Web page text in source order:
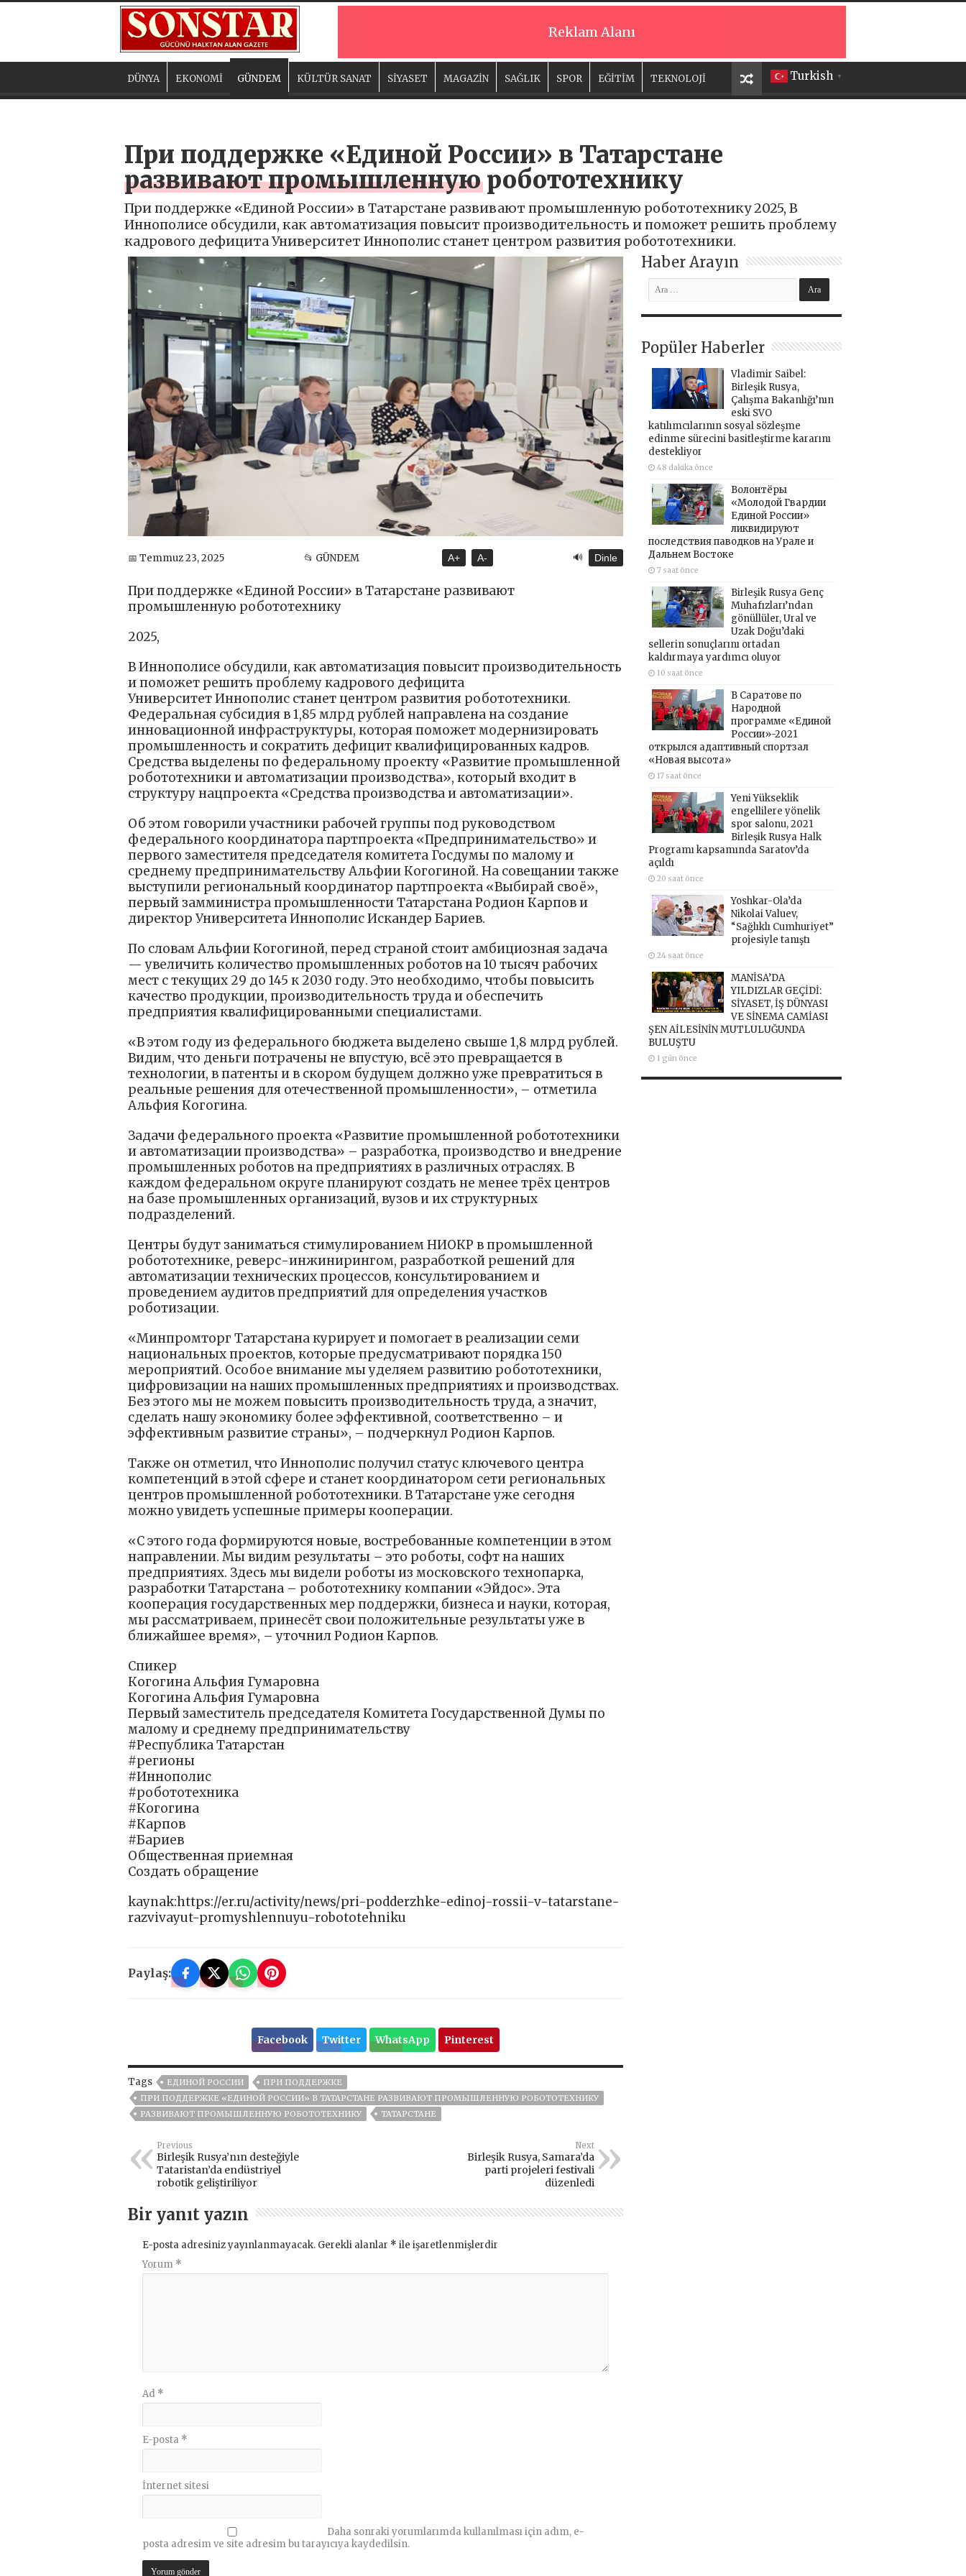
Reklam Alanı
Turkish ▼
DÜNYA EKONOMİ GÜNDEM KÜLTÜR SANAT SİYASET MAGAZİN SAĞLIK SPOR EĞİTİM TEKNOLOJİ
При поддержке «Единой России» в Татарстане
развивают промышленную робототехнику
При поддержке «Единой России» в Татарстане развивают промышленную робототехнику 2025, В
Иннополисе обсудили, как автоматизация повысит производительность и поможет решить проблему
кадрового дефицита Университет Иннополис станет центром развития робототехники.
📅 Temmuz 23, 2025 📂 GÜNDEM A+ A- 🔊 Dinle
При поддержке «Единой России» в Татарстане развивают
промышленную робототехнику
2025,
В Иннополисе обсудили, как автоматизация повысит производительность
и поможет решить проблему кадрового дефицита
Университет Иннополис станет центром развития робототехники.
Федеральная субсидия в 1,85 млрд рублей направлена на создание
инновационной инфраструктуры, которая поможет модернизировать
промышленность и сократить дефицит квалифицированных кадров.
Средства выделены по федеральному проекту «Развитие промышленной
робототехники и автоматизации производства», который входит в
структуру нацпроекта «Средства производства и автоматизации».
Об этом говорили участники рабочей группы под руководством
федерального координатора партпроекта «Предпринимательство» и
первого заместителя председателя комитета Госдумы по малому и
среднему предпринимательству Альфии Когогиной. На совещании также
выступили региональный координатор партпроекта «Выбирай своё»,
первый замминистра промышленности Татарстана Родион Карпов и
директор Университета Иннополис Искандер Бариев.
По словам Альфии Когогиной, перед страной стоит амбициозная задача
— увеличить количество промышленных роботов на 10 тысяч рабочих
мест с текущих 29 до 145 к 2030 году. Это необходимо, чтобы повысить
качество продукции, производительность труда и обеспечить
предприятия квалифицированными специалистами.
«В этом году из федерального бюджета выделено свыше 1,8 млрд рублей.
Видим, что деньги потрачены не впустую, всё это превращается в
технологии, в патенты и в скором будущем должно уже превратиться в
реальные решения для отечественной промышленности», – отметила
Альфия Когогина.
Задачи федерального проекта «Развитие промышленной робототехники
и автоматизации производства» – разработка, производство и внедрение
промышленных роботов на предприятиях в различных отраслях. В
каждом федеральном округе планируют создать не менее трёх центров
на базе промышленных организаций, вузов и их структурных
подразделений.
Центры будут заниматься стимулированием НИОКР в промышленной
робототехнике, реверс-инжинирингом, разработкой решений для
автоматизации технических процессов, консультированием и
проведением аудитов предприятий для определения участков
роботизации.
«Минпромторг Татарстана курирует и помогает в реализации семи
национальных проектов, которые предусматривают порядка 150
мероприятий. Особое внимание мы уделяем развитию робототехники,
цифровизации на наших промышленных предприятиях и производствах.
Без этого мы не можем повысить производительность труда, а значит,
сделать нашу экономику более эффективной, соответственно – и
эффективным развитие страны», – подчеркнул Родион Карпов.
Также он отметил, что Иннополис получил статус ключевого центра
компетенций в этой сфере и станет координатором сети региональных
центров промышленной робототехники. В Татарстане уже сегодня
можно увидеть успешные примеры кооперации.
«С этого года формируются новые, востребованные компетенции в этом
направлении. Мы видим результаты – это роботы, софт на наших
предприятиях. Здесь мы видели роботы из московского технопарка,
разработки Татарстана – робототехнику компании «Эйдос». Эта
кооперация государственных мер поддержки, бизнеса и науки, которая,
мы рассматриваем, принесёт свои положительные результаты уже в
ближайшее время», – уточнил Родион Карпов.
Спикер
Когогина Альфия Гумаровна
Когогина Альфия Гумаровна
Первый заместитель председателя Комитета Государственной Думы по
малому и среднему предпринимательству
#Республика Татарстан
#регионы
#Иннополис
#робототехника
#Когогина
#Карпов
#Бариев
Общественная приемная
Создать обращение
kaynak:https://er.ru/activity/news/pri-podderzhke-edinoj-rossii-v-tatarstane-
razvivayut-promyshlennuyu-robototehniku
Paylaş:
Facebook Twitter WhatsApp Pinterest
Tags ЕДИНОЙ РОССИИ
ПРИ ПОДДЕРЖКЕ
ПРИ ПОДДЕРЖКЕ «ЕДИНОЙ РОССИИ» В ТАТАРСТАНЕ РАЗВИВАЮТ ПРОМЫШЛЕННУЮ РОБОТОТЕХНИКУ
РАЗВИВАЮТ ПРОМЫШЛЕННУЮ РОБОТОТЕХНИКУ
ТАТАРСТАНЕ
Previous
Birleşik Rusya’nın desteğiyle
Tataristan’da endüstriyel
robotik geliştiriliyor
Next
Birleşik Rusya, Samara’da
parti projeleri festivali
düzenledi
Bir yanıt yazın
E-posta adresiniz yayınlanmayacak. Gerekli alanlar * ile işaretlenmişlerdir
Yorum *
Ad *
E-posta *
İnternet sitesi
Daha sonraki yorumlarımda kullanılması için adım, e-
posta adresim ve site adresim bu tarayıcıya kaydedilsin.
Haber Arayın
Popüler Haberler
Vladimir Saibel:
Birleşik Rusya,
Çalışma Bakanlığı’nın
eski SVO
katılımcılarının sosyal sözleşme
edinme sürecini basitleştirme kararını
destekliyor
48 dakika önce
Волонтёры
«Молодой Гвардии
Единой России»
ликвидируют
последствия паводков на Урале и
Дальнем Востоке
7 saat önce
Birleşik Rusya Genç
Muhafızları’ndan
gönüllüler, Ural ve
Uzak Doğu’daki
sellerin sonuçlarını ortadan
kaldırmaya yardımcı oluyor
10 saat önce
В Саратове по
Народной
программе «Единой
России»-2021
открылся адаптивный спортзал
«Новая высота»
17 saat önce
Yeni Yükseklik
engellilere yönelik
spor salonu, 2021
Birleşik Rusya Halk
Programı kapsamında Saratov’da
açıldı
20 saat önce
Yoshkar-Ola’da
Nikolai Valuev,
“Sağlıklı Cumhuriyet”
projesiyle tanıştı
24 saat önce
MANİSA’DA
YILDIZLAR GEÇİDİ:
SİYASET, İŞ DÜNYASI
VE SİNEMA CAMİASI
ŞEN AİLESİNİN MUTLULUĞUNDA
BULUŞTU
1 gün önce